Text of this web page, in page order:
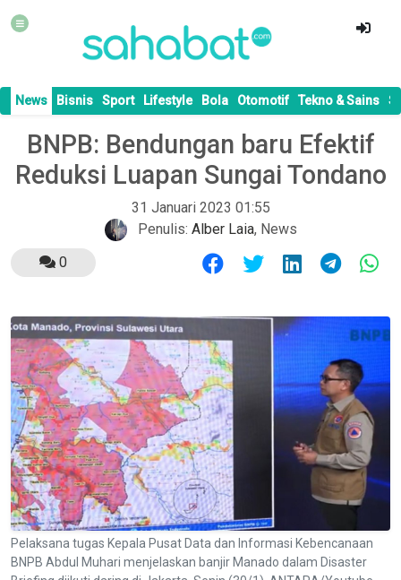
News Bisnis Sport Lifestyle Bola Otomotif Tekno & Sains
BNPB: Bendungan baru Efektif
Reduksi Luapan Sungai Tondano
31 Januari 2023 01:55
Penulis: Alber Laia, News
0
Pelaksana tugas Kepala Pusat Data dan Informasi Kebencanaan
BNPB Abdul Muhari menjelaskan banjir Manado dalam Disaster